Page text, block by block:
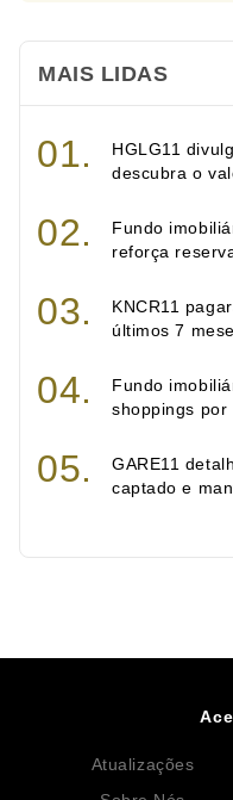
MAIS LIDAS
HGLG11
descubra o
Fundo
reforça
KNCR11
últimos 7
Fundo
shoppings por
GARE11
captado e
Atualizações